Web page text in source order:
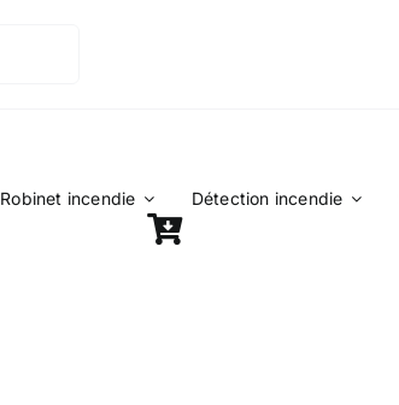
Robinet incendie Détection incendie